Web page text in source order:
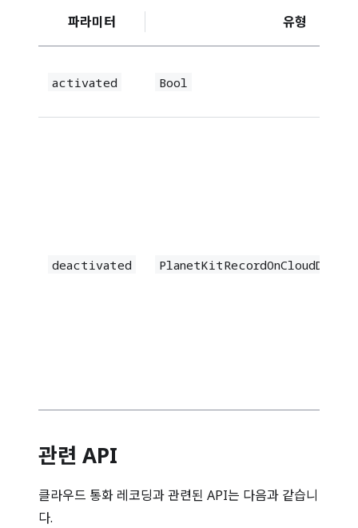
파라미터 유형
activated Bool
deactivated
관련 API
클라우드 통화 레코딩과 관련된 API는 다음과 같습니
다.